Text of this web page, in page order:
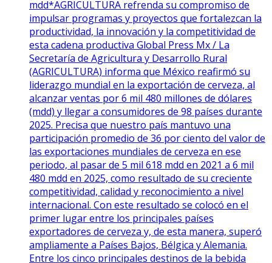
mdd*AGRICULTURA refrenda su compromiso de
impulsar programas y proyectos que fortalezcan la
productividad, la innovación y la competitividad de
esta cadena productiva Global Press Mx / La
Secretaría de Agricultura y Desarrollo Rural
(AGRICULTURA) informa que México reafirmó su
liderazgo mundial en la exportación de cerveza, al
alcanzar ventas por 6 mil 480 millones de dólares
(mdd) y llegar a consumidores de 98 países durante
2025. Precisa que nuestro país mantuvo una
participación promedio de 36 por ciento del valor de
las exportaciones mundiales de cerveza en ese
periodo, al pasar de 5 mil 618 mdd en 2021 a 6 mil
480 mdd en 2025, como resultado de su creciente
competitividad, calidad y reconocimiento a nivel
internacional. Con este resultado se colocó en el
primer lugar entre los principales países
exportadores de cerveza y, de esta manera, superó
ampliamente a Países Bajos, Bélgica y Alemania.
Entre los cinco principales destinos de la bebida